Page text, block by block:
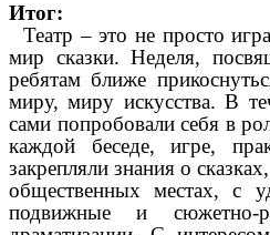
Итог:
Театр – это не просто
мир сказки. Неделя,
ребятам ближе
миру, миру искусства. В
сами попробовали себя в
каждой беседе, игре,
закрепляли знания о
общественных местах, с
подвижные и сюжетно-